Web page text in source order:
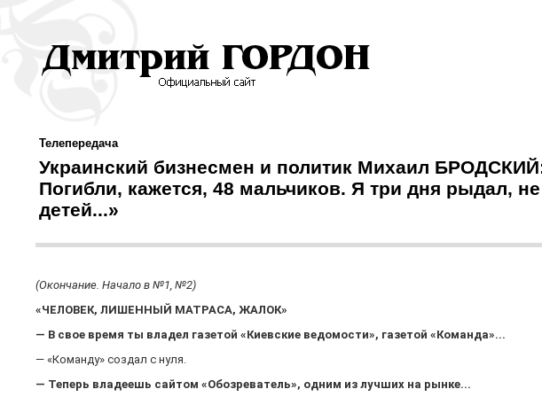
Телепередача
Украинский бизнесмен и политик Михаил
Погибли, кажется, 48 мальчиков. Я три дня рыдал,
детей...»
(Окончание. Начало в №1, №2)
«ЧЕЛОВЕК, ЛИШЕННЫЙ МАТРАСА, ЖАЛОК»
— В свое время ты владел газетой «Киевские ведомости», газетой «Команда»...
— «Команду» создал с нуля.
— Теперь владеешь сайтом «Обозреватель», одним из лучших на рынке...